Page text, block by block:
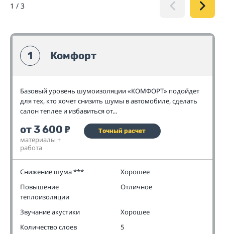
1 / 3
1 Комфорт
Базовый уровень шумоизоляции «КОМФОРТ» подойдет
для тех, кто хочет снизить шумы в автомобиле, сделать
салон теплее и избавиться от...
от 3 600 ₽
материалы +
работа
Точный расчет
Снижение шума ***
Хорошее
Повышение
теплоизоляции
Отличное
Звучание акустики
Хорошее
Количество слоев
5